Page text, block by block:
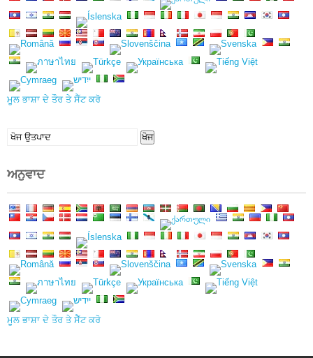
ਮੂਲ ਭਾਸ਼ਾ ਦੇ ਤੌਰ ਤੇ ਸੈੱਟ ਕਰੋ
ਲਈ
ਖੋਜ
ਅਨੁਵਾਦ
ਮੂਲ ਭਾਸ਼ਾ ਦੇ ਤੌਰ ਤੇ ਸੈੱਟ ਕਰੋ